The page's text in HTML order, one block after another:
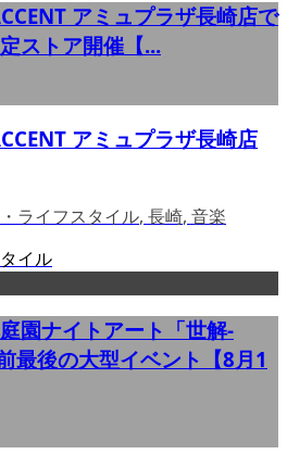
アミュプラザ長崎店で
ストア開催【...
アミュプラザ長崎店
ライフスタイル, 長崎, 音楽
イル
園ナイトアート「世解-
最後の大型イベント【8月1